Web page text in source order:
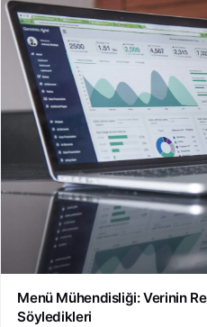
Menü Mühendisliği: Verinin
Söyledikleri